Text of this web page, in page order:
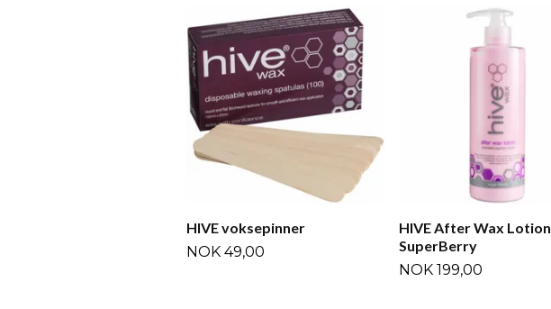
HIVE voksepinner
NOK 49,00
HIVE After Wax Lotion
SuperBerry
NOK 199,00